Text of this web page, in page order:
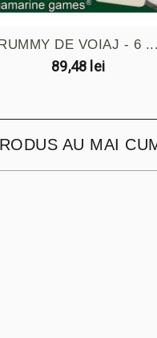
DE VOIAJ - 6 ...
89,48 lei
AU MAI